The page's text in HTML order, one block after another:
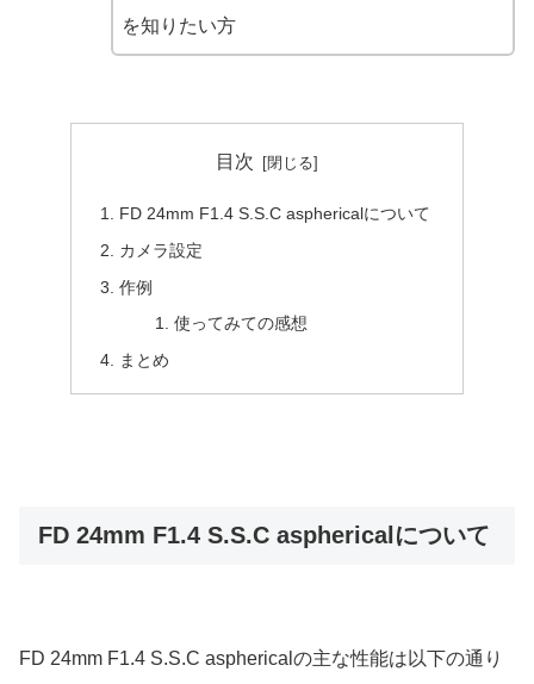
を知りたい方
目次
FD 24mm F1.4 S.S.C asphericalについて
カメラ設定
作例
使ってみての感想
まとめ
FD 24mm F1.4 S.S.C asphericalについて
FD 24mm F1.4 S.S.C asphericalの主な性能は以下の通り